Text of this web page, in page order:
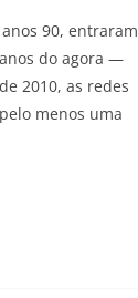
90, entraram
do agora —
2010, as redes
menos uma